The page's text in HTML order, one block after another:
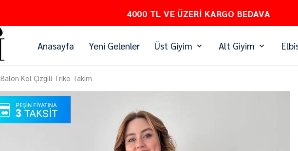
PEŞİN FİYATINA 3 TAKSİT
Anasayfa Yeni Gelenler Üst Giyim Alt Giyim
Balon Kol Çizgili Triko Takım